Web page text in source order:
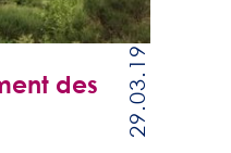
29.03.19
des